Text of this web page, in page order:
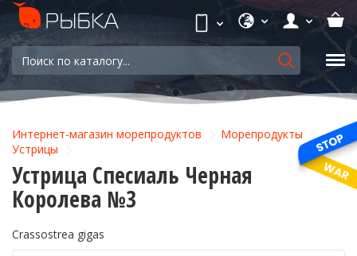
Интернет-магазин морепродуктов
Морепродукты
Устрицы
Устрица Спесиаль Черная
Королева №3
Crassostrea gigas